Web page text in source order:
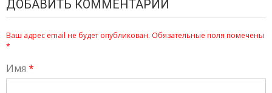
ДОБАВИТЬ КОММЕНТАРИЙ
Ваш адрес email не будет опубликован. Обязательные поля помечены
*
Имя *